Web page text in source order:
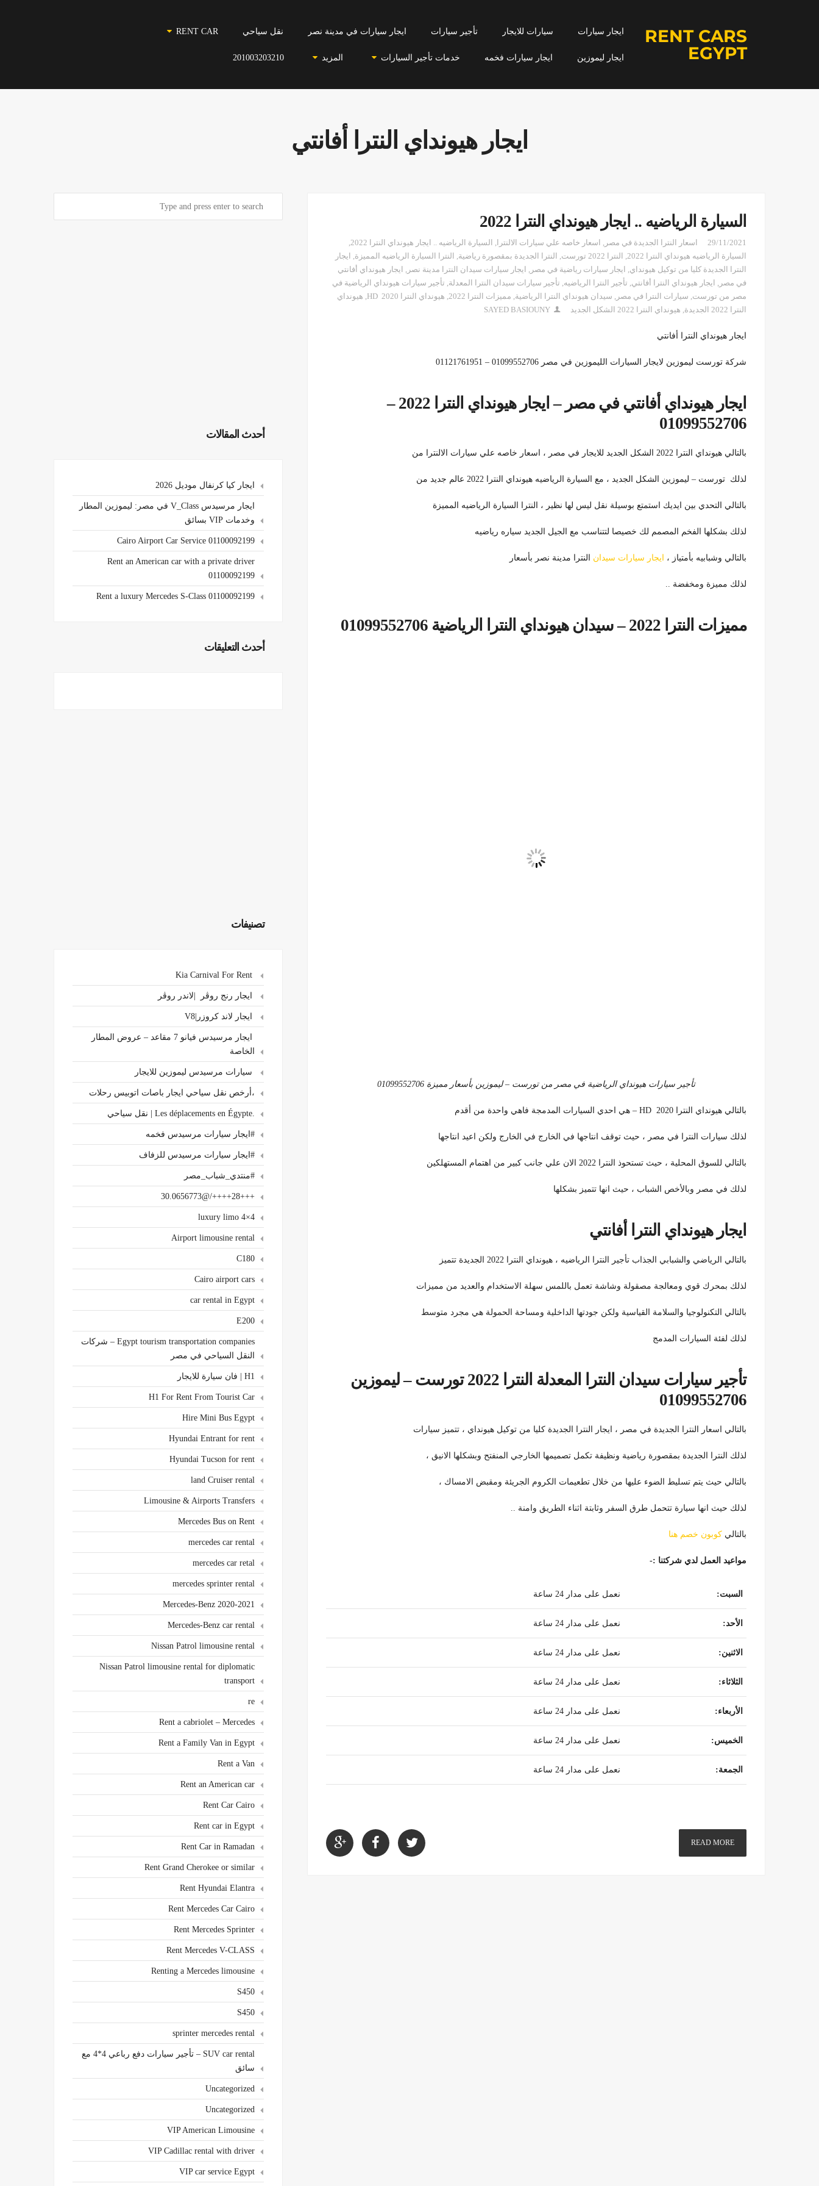
RENT CARS
EGYPT
ايجار سيارات سيارات للايجار تأجير سيارات ايجار سيارات في مدينة نصر نقل سياحي RENT CAR
ايجار ليموزين ايجار سيارات فخمه خدمات تأجير السيارات المزيد 201003203210
ايجار هيونداي النترا أفانتي
السيارة الرياضيه .. ايجار هيونداي النترا 2022
29/11/2021 اسعار النترا الجديدة في مصر , اسعار خاصه علي سيارات الالنترا , السيارة الرياضيه .. ايجار هيونداي النترا 2022
,
السيارة الرياضيه هيونداي النترا 2022
, النترا 2022 تورست , النترا الجديدة بمقصورة رياضية, النترا السيارة الرياضيه المميزة, ايجار
النترا الجديدة كليا من توكيل هيونداي, ايجار سيارات رياضية في مصر , ايجار سيارات سيدان النترا مدينة نصر , ايجار هيونداي أفانتي
في مصر , ايجار هيونداي النترا أفانتي, تأجير النترا الرياضيه, تأجير سيارات سيدان النترا المعدلة, تأجير سيارات هيونداي الرياضية في
مصر من تورست, سيارات النترا في مصر , سيدان هيونداي النترا الرياضية, مميزات النترا 2022 , هيونداي النترا 2020 HD , هيونداي
النترا 2022 الجديدة
, هيونداي النترا 2022 الشكل الجديد SAYED BASIOUNY
ايجار هيونداي النترا أفانتي
شركة تورست ليموزين لايجار السيارات الليموزين في مصر 01099552706 – 01121761951
ايجار هيونداي أفانتي في مصر – ايجار هيونداي النترا 2022 –
01099552706
بالتالي هيونداي النترا 2022 الشكل الجديد للايجار في مصر ، اسعار خاصه علي سيارات الالنترا من
لذلك تورست – ليموزين الشكل الجديد ، مع السيارة الرياضيه هيونداي النترا 2022 عالم جديد من
بالتالي التحدي بين ايديك استمتع بوسيلة نقل ليس لها نظير ، النترا السيارة الرياضيه المميزة
لذلك بشكلها الفخم المصمم لك خصيصا لتتناسب مع الجيل الجديد سياره رياضيه
بالتالي وشبابيه بأمتياز ، ايجار سيارات سيدان النترا مدينة نصر بأسعار
لذلك مميزة ومخفضة ..
مميزات النترا 2022 – سيدان هيونداي النترا الرياضية 01099552706
تأجير سيارات هيونداي الرياضية في مصر من تورست – ليموزين بأسعار مميزة 01099552706
بالتالي هيونداي النترا 2020 HD – هي احدي السيارات المدمجة فاهي واحدة من أقدم
لذلك سيارات النترا في مصر ، حيث توقف انتاجها في الخارج في الخارج ولكن اعيد انتاجها
بالتالي للسوق المحلية ، حيث تستحوذ النترا 2022 الان علي جانب كبير من اهتمام المستهلكين
لذلك في مصر وبالأخص الشباب ، حيث انها تتميز بشكلها
ايجار هيونداي النترا أفانتي
بالتالي الرياضي والشبابي الجذاب تأجير النترا الرياضيه ، هيونداي النترا 2022 الجديدة تتميز
لذلك بمحرك قوي ومعالجة مصقولة وشاشة تعمل باللمس سهلة الاستخدام والعديد من مميزات
بالتالي التكنولوجيا والسلامة القياسية ولكن جودتها الداخلية ومساحة الحمولة هي مجرد متوسط
لذلك ​​لفئة السيارات المدمج
تأجير سيارات سيدان النترا المعدلة النترا 2022 تورست – ليموزين
01099552706
بالتالي اسعار النترا الجديدة في مصر ، ايجار النترا الجديدة كليا من توكيل هيونداي ، تتميز سيارات
لذلك النترا الجديدة بمقصورة رياضية ونظيفة تكمل تصميمها الخارجي المنفتح وبشكلها الانيق ،
بالتالي حيث يتم تسليط الضوء عليها من خلال تطعيمات الكروم الجريئة ومقبض الامساك ،
لذلك حيث انها سيارة تتحمل طرق السفر وثابتة اثناء الطريق وامنة ..
بالتالي كوبون خصم هنا
مواعيد العمل لدي شركتنا :-
السبت: نعمل على مدار 24 ساعة
الأحد: نعمل على مدار 24 ساعة
الاثنين: نعمل على مدار 24 ساعة
الثلاثاء: نعمل على مدار 24 ساعة
الأربعاء: نعمل على مدار 24 ساعة
الخميس: نعمل على مدار 24 ساعة
الجمعة: نعمل على مدار 24 ساعة
READ MORE
أحدث المقالات
ايجار كيا كرنفال موديل 2026
ايجار مرسيدس V_Class في مصر: ليموزين المطار
وخدمات VIP بسائق
Cairo Airport Car Service 01100092199
Rent an American car with a private driver
01100092199
Rent a luxury Mercedes S-Class 01100092199
أحدث التعليقات
تصنيفات
ايجار رنج روڤر |لاندر روڤر
ايجار لاند كروزر|V8
ايجار مرسيدس فيانو 7 مقاعد – عروض المطار
الخاصة
سيارات مرسيدس ليموزين للايجار
،أرخص نقل سياحي ايجار باصات اتوبيس رحلات
.Les déplacements en Égypte | نقل سياحي
#ايجار سيارات مرسيدس فخمه
#ايجار سيارات مرسيدس للزفاف
#منتدي_شباب_مصر
+++28++++/@30.0656773
4×4 luxury limo
Airport limousine rental
C180
Cairo airport cars
car rental in Egypt
E200
Egypt tourism transportation companies – شركات
النقل السياحي في مصر
H1 | فان سيارة للايجار
H1 For Rent From Tourist Car
Hire Mini Bus Egypt
Hyundai Entrant for rent
Hyundai Tucson for rent
land Cruiser rental
Limousine & Airports Transfers
Mercedes Bus on Rent
mercedes car rental
mercedes car retal
mercedes sprinter rental
Mercedes-Benz 2020-2021
Mercedes-Benz car rental
Nissan Patrol limousine rental
Nissan Patrol limousine rental for diplomatic
transport
re
Rent a cabriolet – Mercedes
Rent a Family Van in Egypt
Rent a Van
Rent an American car
Rent Car Cairo
Rent car in Egypt
Rent Car in Ramadan
Rent Grand Cherokee or similar
Rent Hyundai Elantra
Rent Mercedes Car Cairo
Rent Mercedes Sprinter
Rent Mercedes V-CLASS
Renting a Mercedes limousine
S450
S450
sprinter mercedes rental
SUV car rental – تأجير سيارات دفع رباعي 4*4 مع
سائق
Uncategorized
Uncategorized
VIP American Limousine
VIP Cadillac rental with driver
VIP car service Egypt